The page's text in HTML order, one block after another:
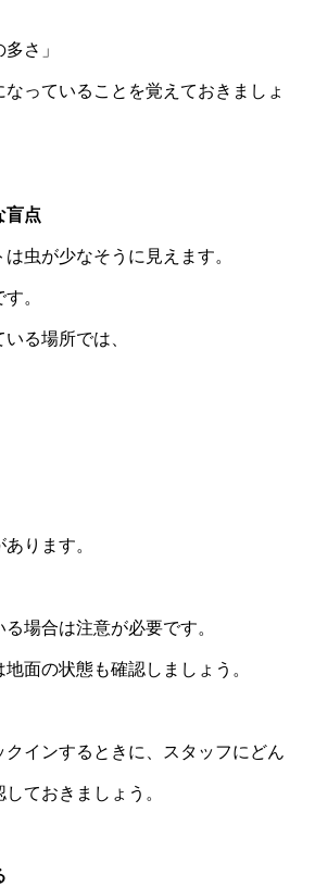
さ」
っていることを覚えておきましょ
盲点
虫が少なそうに見えます。
。
る場所では、
ります。
場合は注意が必要です。
面の状態も確認しましょう。
クインするときに、スタッフにどん
ておきましょう。